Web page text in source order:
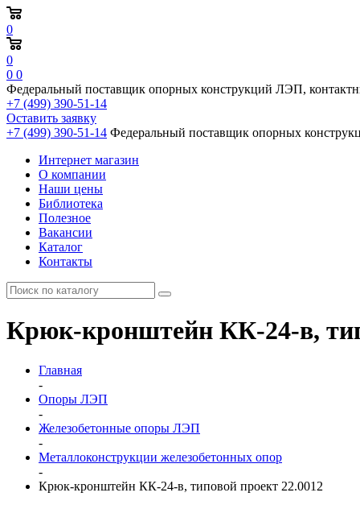
0
0
0 0
Федеральный поставщик опорных конструкций ЛЭП,
+7 (499) 390-51-14
Оставить заявку
+7 (499) 390-51-14 Федеральный поставщик опорных
Интернет магазин
О компании
Наши цены
Библиотека
Полезное
Вакансии
Каталог
Контакты
Крюк-кронштейн КК-24-в,
Главная
-
Опоры ЛЭП
-
Железобетонные опоры ЛЭП
-
Металлоконструкции железобетонных опор
-
Крюк-кронштейн КК-24-в, типовой проект 22.0012